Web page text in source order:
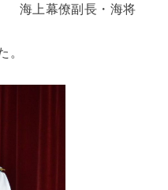
海上幕僚副長・海将
。